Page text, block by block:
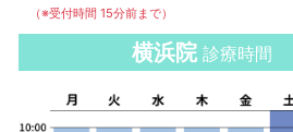
（※受付時間 15分前まで）
横浜院 診療時間